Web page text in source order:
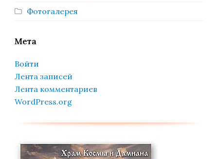
Фотогалерея
Мета
Войти
Лента записей
Лента комментариев
WordPress.org